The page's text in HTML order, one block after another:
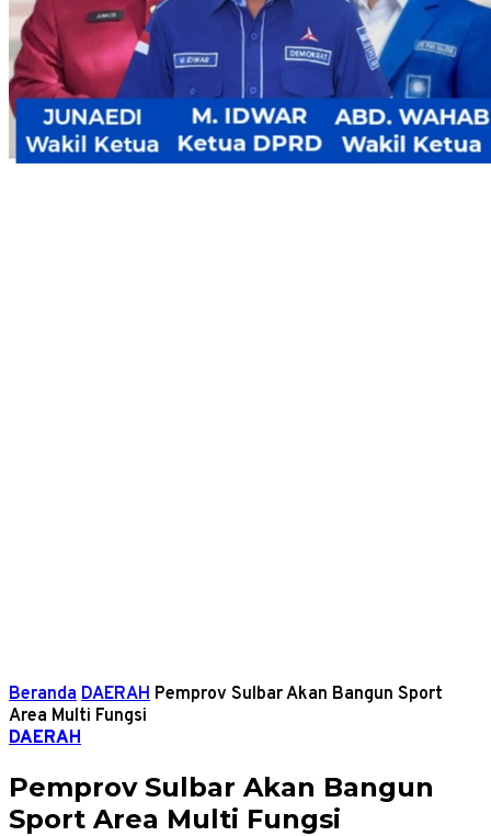
Beranda DAERAH Pemprov Sulbar Akan Bangun Sport
Area Multi Fungsi
DAERAH
Pemprov Sulbar Akan Bangun
Sport Area Multi Fungsi